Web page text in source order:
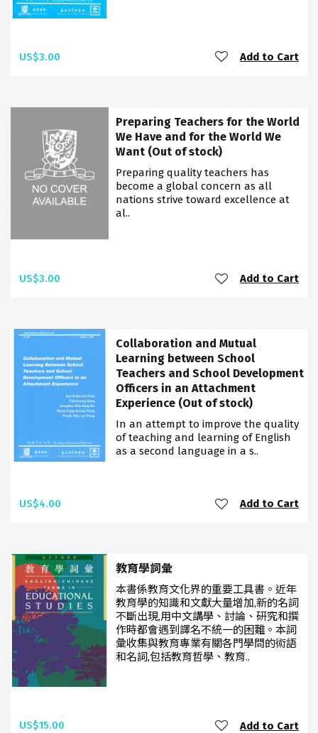
US$3.00 Add to Cart
Preparing Teachers for the World
We Have and for the World We
Want (Out of stock)
Preparing quality teachers has
become a global concern as all
nations strive toward excellence at
al..
US$3.00 Add to Cart
Collaboration and Mutual
Learning between School
Teachers and School Development
Officers in an Attachment
Experience (Out of stock)
In an attempt to improve the quality
of teaching and learning of English
as a second language in a s..
US$4.00 Add to Cart
教育學詞彙
本書係教育文化界的重要工具書。近年
教育學的知識和文獻大量增加,新的名詞
不斷出現,用中文講學、討論、研究和撰
作時都會遇到譯名不統一的困難。本詞
彙收集與教育專業有關各門學問的術語
和名詞,包括教育哲學、教育..
US$15.00 Add to Cart